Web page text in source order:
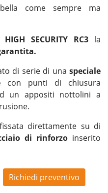
come sempre ma
HIGH SECURITY RC3 la
di serie di una speciale
con punti di chiusura
un appositi nottolini a
direttamente su di
di rinforzo inserito
Richiedi preventivo